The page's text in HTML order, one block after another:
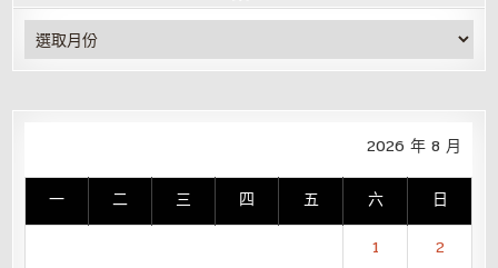
彙
整
2026 年 8 月
一 二 三 四 五 六 日
1
2